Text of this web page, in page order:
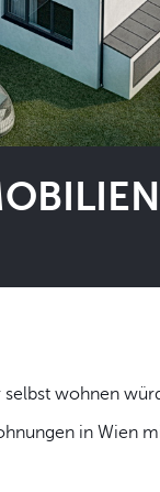
wir selbst
in Wien